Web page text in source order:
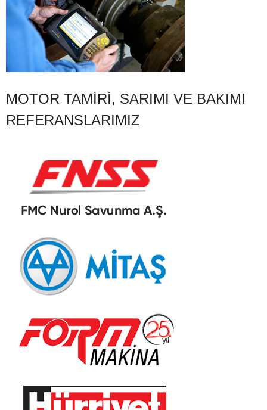
MOTOR TAMIRI, SARIMI VE BAKIMI
REFERANSLARIMIZ